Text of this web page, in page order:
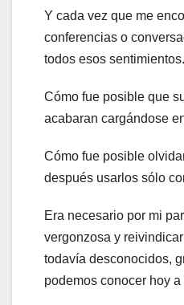
Y cada vez que me
conferencias o
todos esos sentimientos.
Cómo fue posible que
acabaran cargándose
Cómo fue posible
después usarlos sólo
Era necesario por mi
vergonzosa y
todavía desconocidos,
podemos conocer hoy